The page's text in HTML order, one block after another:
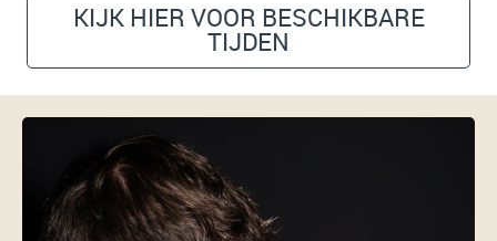
KIJK HIER VOOR BESCHIKBARE
TIJDEN